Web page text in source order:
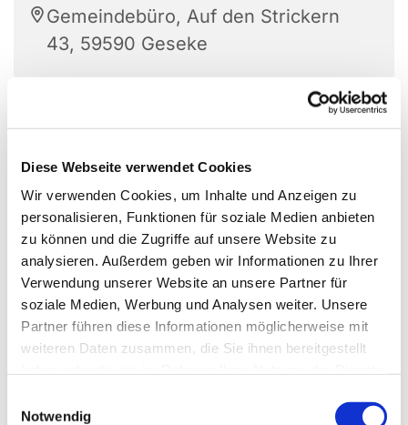
Diese Webseite verwendet Cookies
Wir verwenden Cookies, um Inhalte und Anzeigen zu
personalisieren, Funktionen für soziale Medien anbieten
zu können und die Zugriffe auf unsere Website zu
analysieren. Außerdem geben wir Informationen zu Ihrer
Verwendung unserer Website an unsere Partner für
soziale Medien, Werbung und Analysen weiter. Unsere
Partner führen diese Informationen möglicherweise mit
weiteren Daten zusammen, die Sie ihnen bereitgestellt
Notwendig
Gemeindebüro, Auf den Strickern
43, 59590 Geseke